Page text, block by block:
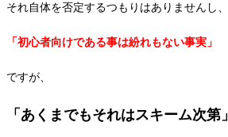
それ自体を否定するつもりはありませんし、
「初心者向けである事は紛れもない事実」
ですが、
「あくまでもそれはスキーム次第」